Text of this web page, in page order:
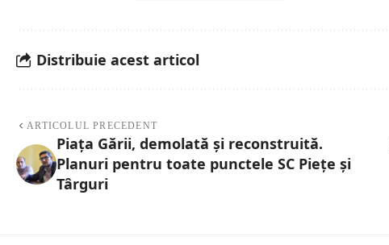
Distribuie acest articol
ARTICOLUL PRECEDENT
Piața Gării, demolată și reconstruită.
Planuri pentru toate punctele SC Piețe și
Târguri